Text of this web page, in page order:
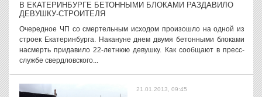
В ЕКАТЕРИНБУРГЕ БЕТОННЫМИ БЛОКАМИ РАЗДАВИЛО
ДЕВУШКУ-СТРОИТЕЛЯ
Очередное ЧП со смертельным исходом произошло на одной из
строек Екатеринбурга. Накануне днем двумя бетонными блоками
насмерть придавило 22-летнюю девушку. Как сообщают в пресс-
службе свердловского...
21.01.2013, 09:45